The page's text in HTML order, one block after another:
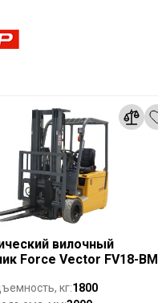
вилочный
Force Vector FV18-BM
кг:1800